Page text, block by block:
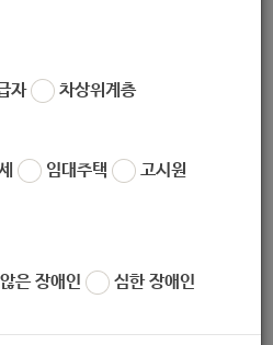
자 차상위계층
임대주택
고시원
은 장애인 심한 장애인
1층 (월계동, 사슴아파트1
1층 (월계동, 사슴아파트1단지 노